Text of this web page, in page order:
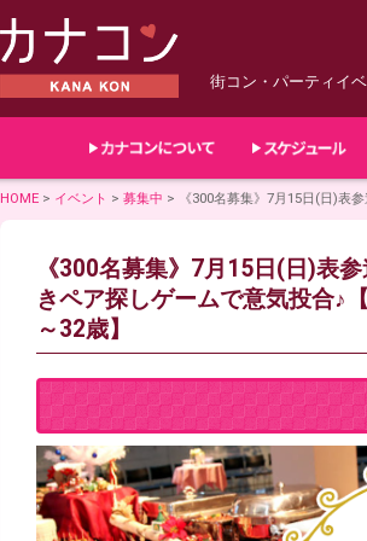
街コン・パーティイ
HOME > イベント > 募集中 > 《300名募集》7月15日(日)表
《300名募集》7月15日(日)表
きペア探しゲームで意気投合♪
～32歳】